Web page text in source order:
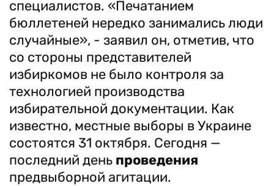
специалистов. «Печатанием
бюллетеней нередко занимались люди
случайные», - заявил он, отметив, что
со стороны представителей
избиркомов не было контроля за
технологией производства
избирательной документации. Как
известно, местные выборы в Украине
состоятся 31 октября. Сегодня —
последний день проведения
предвыборной агитации.